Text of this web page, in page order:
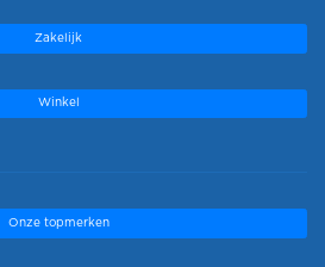
Zakelijk
Winkel
Onze topmerken